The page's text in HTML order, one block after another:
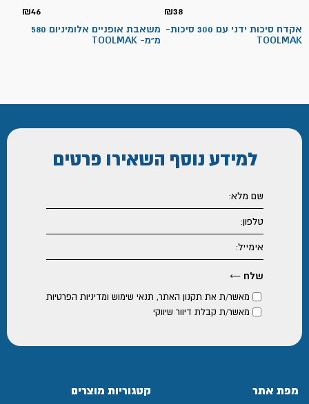
₪38
אקדח סיכות ידני עם 300 סיכות-
TOOLMAK
₪46
משאבת אופניים אלומיניום 580
מ"מ- TOOLMAK
למידע נוסף השאירו פרטים
מאשר/ת את תקנון האתר, תנאי שימוש ומדיניות הפרטיות
מאשר/ת קבלת דיוור שיווקי
מפת אתר קטגוריות מוצרים